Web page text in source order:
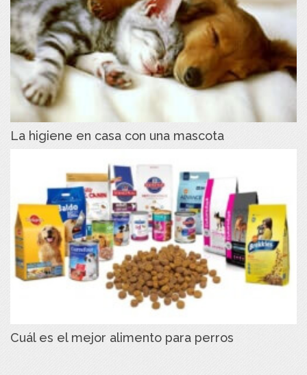
La higiene en casa con una mascota
Cuál es el mejor alimento para perros